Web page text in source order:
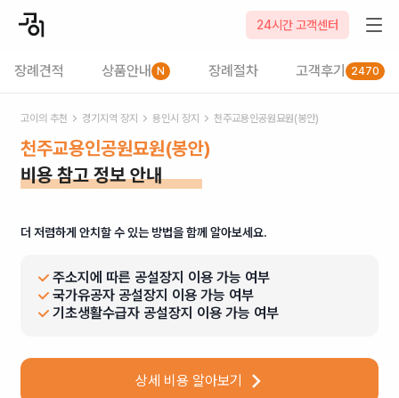
24시간 고객센터
장례견적 상품안내 N 장례절차 고객후기 2470
고이의 추천 경기 지역 장지 용인시 장지 천주교용인공원묘원(봉안)
천주교용인공원묘원(봉안)
비용 참고 정보 안내
더 저렴하게 안치할 수 있는 방법을 함께 알아보세요.
주소지에 따른 공설장지 이용 가능 여부
국가유공자 공설장지 이용 가능 여부
기초생활수급자 공설장지 이용 가능 여부
상세 비용 알아보기